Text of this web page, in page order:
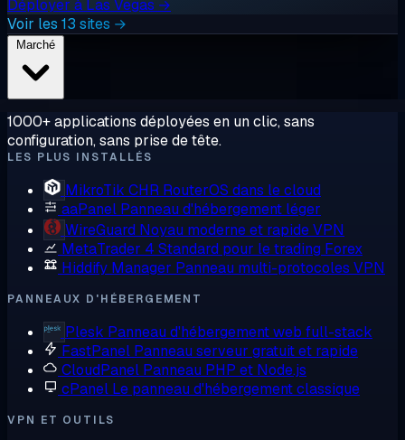
Déployer à Las Vegas →
Voir les 13 sites →
1000+ applications déployées en un clic, sans
configuration, sans prise de tête.
LES PLUS INSTALLÉS
MikroTik CHR RouterOS dans le cloud
aaPanel Panneau d'hébergement léger
WireGuard Noyau moderne et rapide VPN
MetaTrader 4 Standard pour le trading Forex
Hiddify Manager Panneau multi-protocoles VPN
PANNEAUX D'HÉBERGEMENT
Plesk Panneau d'hébergement web full-stack
FastPanel Panneau serveur gratuit et rapide
CloudPanel Panneau PHP et Node.js
cPanel Le panneau d'hébergement classique
VPN ET OUTILS